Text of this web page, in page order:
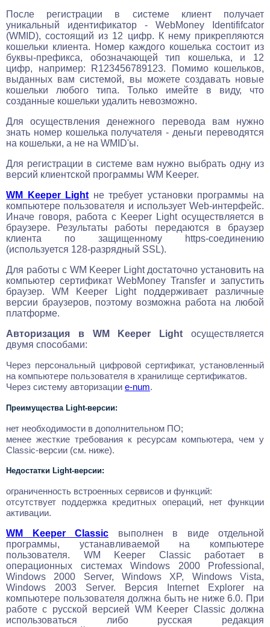
После регистрации в системе клиент получает
уникальный идентификатор - WebMoney Identififcator
(WMID), состоящий из 12 цифр. К нему прикрепляются
кошельки клиента. Номер каждого кошелька состоит из
буквы-префикса, обозначающей тип кошелька, и 12
цифр, например: R123456789123. Помимо кошельков,
выданных вам системой, вы можете создавать новые
кошельки любого типа. Только имейте в виду, что
созданные кошельки удалить невозможно.
Для осуществления денежного перевода вам нужно
знать номер кошелька получателя - деньги переводятся
на кошельки, а не на WMID'ы.
Для регистрации в системе вам нужно выбрать одну из
версий клиентской программы WM Keeper.
WM Keeper Light не требует установки программы на
компьютере пользователя и использует Web-интерфейс.
Иначе говоря, работа с Keeper Light осуществляется в
браузере. Результаты работы передаются в браузер
клиента по защищенному https-соединению
(используется 128-разрядный SSL).
Для работы с WM Keeper Light достаточно установить на
компьютер сертификат WebMoney Transfer и запустить
браузер. WM Keeper Light поддерживает различные
версии браузеров, поэтому возможна работа на любой
платформе.
Авторизация в WM Keeper Light осуществляется
двумя способами:
Через персональный цифровой сертификат, установленный
на компьютере пользователя в хранилище сертификатов.
Через систему авторизации e-num.
Преимущества Light-версии:
нет необходимости в дополнительном ПО;
менее жесткие требования к ресурсам компьютера, чем у
Classic-версии (см. ниже).
Недостатки Light-версии:
ограниченность встроенных сервисов и функций:
отсутствует поддержка кредитных операций, нет функции
активации.
WM Keeper Classic выполнен в виде отдельной
программы, устанавливаемой на компьютере
пользователя. WM Keeper Classic работает в
операционных системах Windows 2000 Professional,
Windows 2000 Server, Windows XP, Windows Vista,
Windows 2003 Server. Версия Internet Explorer на
компьютере пользователя должна быть не ниже 6.0. При
работе с русской версией WM Keeper Classic должна
использоваться либо русская редакция